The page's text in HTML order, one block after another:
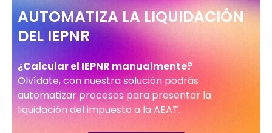
AUTOMATIZA LA LIQUIDACIÓN
DEL IEPNR
¿Calcular el IEPNR manualmente?
Olvídate, con nuestra solución podrás
automatizar procesos para presentar la
liquidación del impuesto a la AEAT.